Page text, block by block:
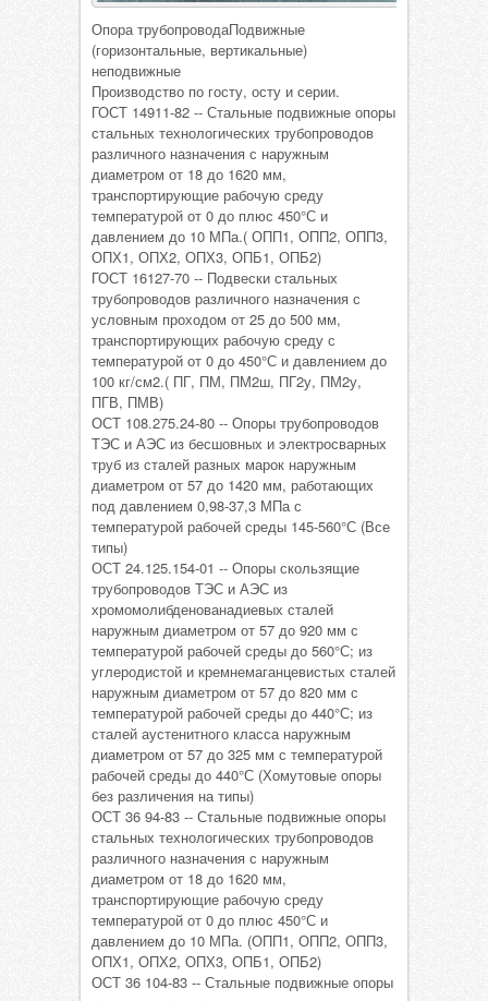
Опора трубопроводаПодвижные
(горизонтальные, вертикальные)
неподвижные
Производство по госту, осту и серии.
ГОСТ 14911-82 -- Стальные подвижные опоры
стальных технологических трубопроводов
различного назначения с наружным
диаметром от 18 до 1620 мм,
транспортирующие рабочую среду
температурой от 0 до плюс 450°С и
давлением до 10 МПа.( ОПП1, ОПП2, ОПП3,
ОПХ1, ОПХ2, ОПХ3, ОПБ1, ОПБ2)
ГОСТ 16127-70 -- Подвески стальных
трубопроводов различного назначения с
условным проходом от 25 до 500 мм,
транспортирующих рабочую среду с
температурой от 0 до 450°С и давлением до
100 кг/см2.( ПГ, ПМ, ПМ2ш, ПГ2у, ПМ2у,
ПГВ, ПМВ)
ОСТ 108.275.24-80 -- Опоры трубопроводов
ТЭС и АЭС из бесшовных и электросварных
труб из сталей разных марок наружным
диаметром от 57 до 1420 мм, работающих
под давлением 0,98-37,3 МПа с
температурой рабочей среды 145-560°С (Все
типы)
ОСТ 24.125.154-01 -- Опоры скользящие
трубопроводов ТЭС и АЭС из
хромомолибденованадиевых сталей
наружным диаметром от 57 до 920 мм с
температурой рабочей среды до 560°С; из
углеродистой и кремнемаганцевистых сталей
наружным диаметром от 57 до 820 мм с
температурой рабочей среды до 440°С; из
сталей аустенитного класса наружным
диаметром от 57 до 325 мм с температурой
рабочей среды до 440°С (Хомутовые опоры
без различения на типы)
ОСТ 36 94-83 -- Стальные подвижные опоры
стальных технологических трубопроводов
различного назначения с наружным
диаметром от 18 до 1620 мм,
транспортирующие рабочую среду
температурой от 0 до плюс 450°С и
давлением до 10 МПа. (ОПП1, ОПП2, ОПП3,
ОПХ1, ОПХ2, ОПХ3, ОПБ1, ОПБ2)
ОСТ 36 104-83 -- Стальные подвижные опоры